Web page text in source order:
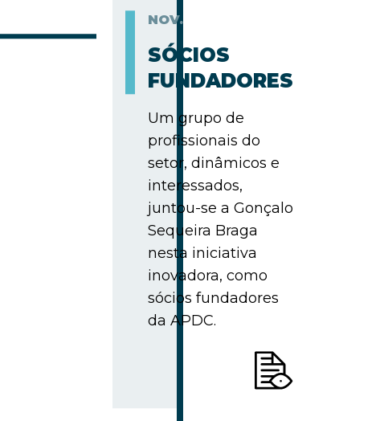
NOV.
SÓCIOS
FUNDADORES
Um grupo de
profissionais do
setor, dinâmicos e
interessados,
juntou-se a Gonçalo
Sequeira Braga
nesta iniciativa
inovadora, como
sócios fundadores
da APDC.